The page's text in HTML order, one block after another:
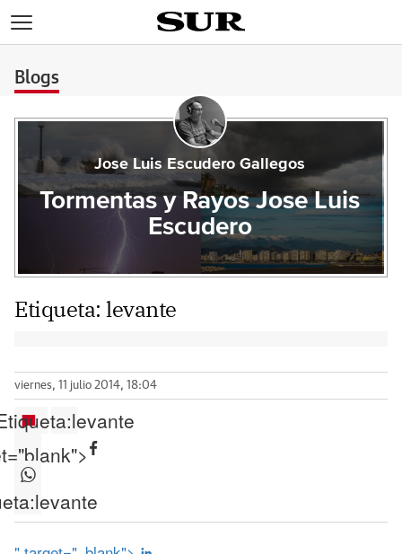
Blogs
Jose Luis Escudero Gallegos
Tormentas y Rayos Jose Luis
Escudero
Etiqueta:levante
viernes, 11 julio 2014, 18:04
levante
levante